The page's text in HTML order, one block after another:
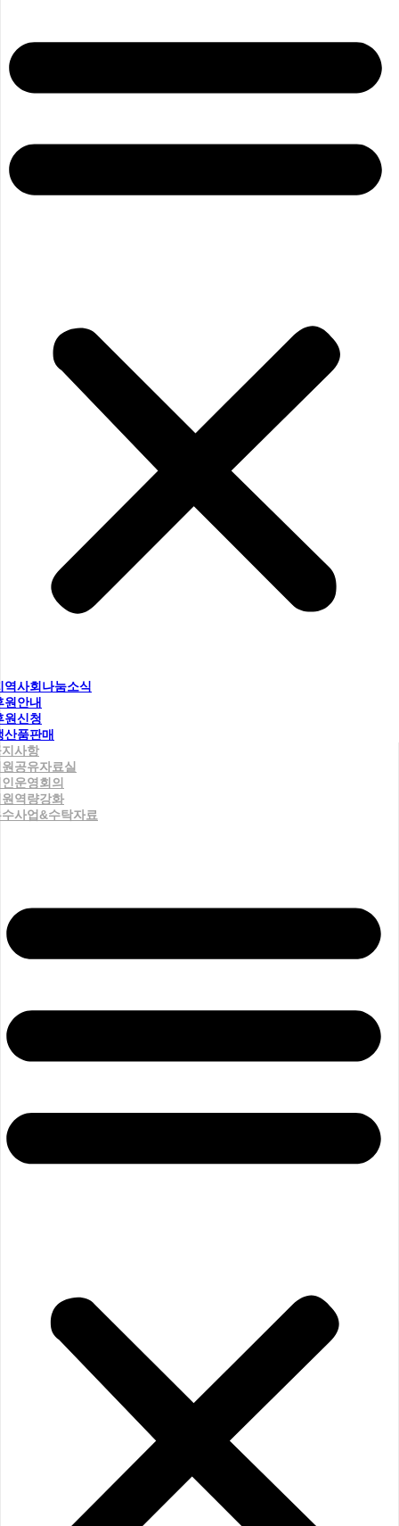
역사회나눔소식
원안내
원신청
산품판매
사항
공유자료실
운영회의
역량강화
사업&수탁자료